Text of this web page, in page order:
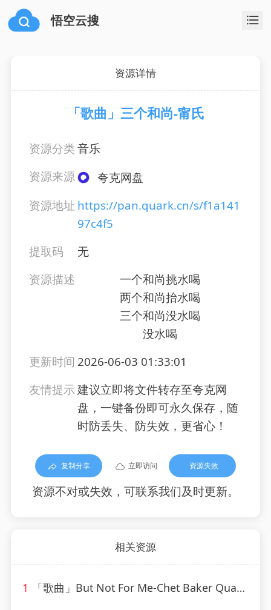
悟空云搜
资源详情
「歌曲」三个和尚-甯氏
资源分类音乐
资源来源
夸克网盘
资源地址 https://pan.quark.cn/s/f1a141
97c4f5
提取码
无
资源描述
一个和尚挑水喝
两个和尚抬水喝
三个和尚没水喝
没水喝
更新时间 2026-06-03 01:33:01
友情提示建议立即将文件转存至夸克网
盘，一键备份即可永久保存，随
时防丢失、防失效，更省心！
复制分享 立即访问 资源失效
资源不对或失效，可联系我们及时更新。
相关资源
1 「歌曲」But Not For Me-Chet Baker Quartet